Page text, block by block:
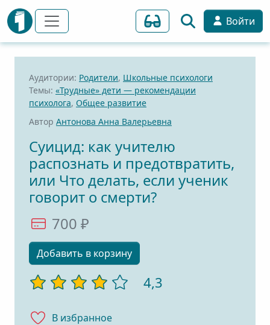
Войти
Аудитории: Родители, Школьные психологи
Темы: «Трудные» дети — рекомендации
психолога, Общее развитие
Автор Антонова Анна Валерьевна
Суицид: как учителю
распознать и предотвратить,
или Что делать, если ученик
говорит о смерти?
700 ₽
Добавить в корзину
4,3
В избранноe